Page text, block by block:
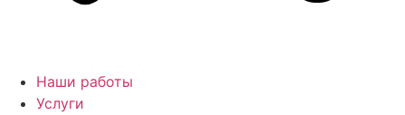
Наши работы
Услуги